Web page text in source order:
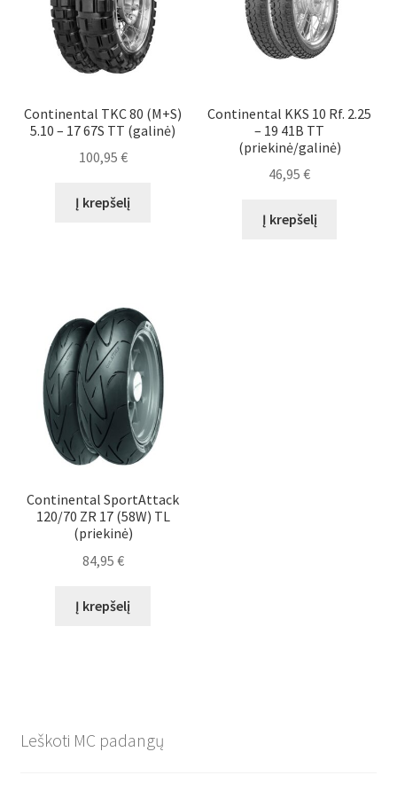
Continental TKC 80 (M+S)
5.10 – 17 67S TT (galinė)
100,95 €
Į krepšelį
Continental KKS 10 Rf. 2.25
– 19 41B TT
(priekinė/galinė)
46,95€
Į krepšelį
Continental SportAttack
120/70 ZR 17 (58W) TL
(priekinė)
84,95 €
Į krepšelį
Leškoti MC padangų